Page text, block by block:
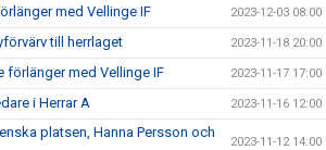
med Vellinge IF 2023-12-03 08:00
till herrlaget 2023-11-18 20:00
förlänger med Vellinge IF 2023-11-17 17:00
i Herrar A 2023-11-16 12:00
platsen, Hanna Persson och
2023-11-12 14:00